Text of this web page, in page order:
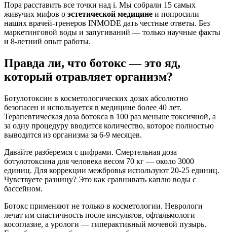
Пора расставить все точки над i. Мы собрали 15 самых
живучих мифов о эстетической медицине и попросили
наших врачей-тренеров INMODE дать честные ответы. Без
маркетинговой воды и запугиваний — только научные факты
и 8-летний опыт работы.
Правда ли, что ботокс — это яд,
который отравляет организм?
Ботулотоксин в косметологических дозах абсолютно
безопасен и используется в медицине более 40 лет.
Терапевтическая доза ботокса в 100 раз меньше токсичной, а
за одну процедуру вводится количество, которое полностью
выводится из организма за 6-9 месяцев.
Давайте разберемся с цифрами. Смертельная доза
ботулотоксина для человека весом 70 кг — около 3000
единиц. Для коррекции межбровья используют 20-25 единиц.
Чувствуете разницу? Это как сравнивать каплю воды с
бассейном.
Ботокс применяют не только в косметологии. Неврологи
лечат им спастичность после инсультов, офтальмологи —
косоглазие, а урологи — гиперактивный мочевой пузырь.